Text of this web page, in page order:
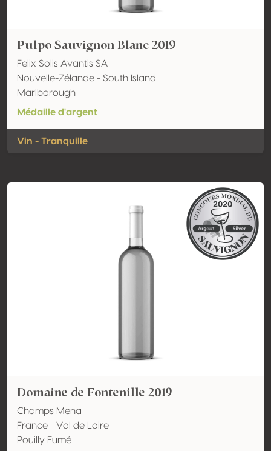
Pulpo Sauvignon Blanc 2019
Felix Solis Avantis SA
Nouvelle-Zélande - South Island
Marlborough
Médaille d'argent
Vin - Tranquille
Domaine de Fontenille 2019
Champs Mena
France - Val de Loire
Pouilly Fumé